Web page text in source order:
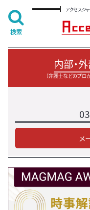
アクセスジ
内部・
（弁護士などのプロ
メ
検索